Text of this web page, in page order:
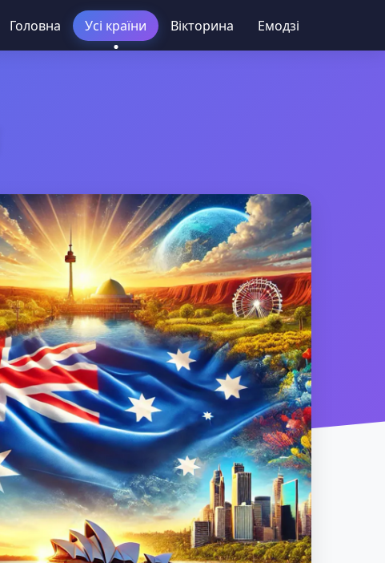
Головна Усі країни Вікторина Емодзі